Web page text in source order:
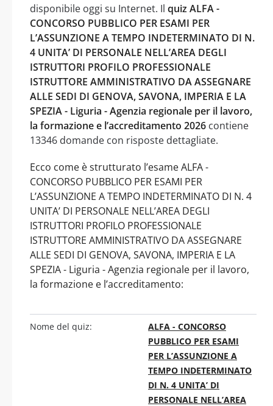
disponibile oggi su Internet. Il quiz ALFA -
CONCORSO PUBBLICO PER ESAMI PER
L’ASSUNZIONE A TEMPO INDETERMINATO DI N.
4 UNITA’ DI PERSONALE NELL’AREA DEGLI
ISTRUTTORI PROFILO PROFESSIONALE
ISTRUTTORE AMMINISTRATIVO DA ASSEGNARE
ALLE SEDI DI GENOVA, SAVONA, IMPERIA E LA
SPEZIA - Liguria - Agenzia regionale per il lavoro,
la formazione e l’accreditamento 2026 contiene
13346 domande con risposte dettagliate.
Ecco come è strutturato l’esame ALFA -
CONCORSO PUBBLICO PER ESAMI PER
L’ASSUNZIONE A TEMPO INDETERMINATO DI N. 4
UNITA’ DI PERSONALE NELL’AREA DEGLI
ISTRUTTORI PROFILO PROFESSIONALE
ISTRUTTORE AMMINISTRATIVO DA ASSEGNARE
ALLE SEDI DI GENOVA, SAVONA, IMPERIA E LA
SPEZIA - Liguria - Agenzia regionale per il lavoro,
la formazione e l’accreditamento:
Nome del quiz:
ALFA - CONCORSO
PUBBLICO PER ESAMI
PER L’ASSUNZIONE A
TEMPO INDETERMINATO
DI N. 4 UNITA’ DI
PERSONALE NELL’AREA